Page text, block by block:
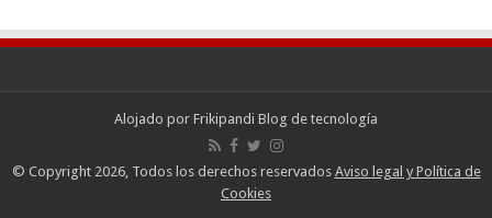
Alojado por Frikipandi Blog de tecnología
© Copyright 2026, Todos los derechos reservados Aviso legal y Política de
Cookies